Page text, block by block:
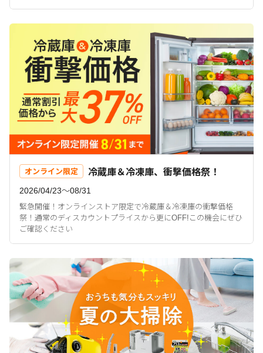
オンライン限定 冷蔵庫＆冷凍庫、衝撃価格祭！
2026/04/23〜08/31
緊急開催！オンラインストア限定で冷蔵庫＆冷凍庫の衝撃価格
祭！通常のディスカウントプライスから更にOFF!この機会にぜひ
ご確認ください